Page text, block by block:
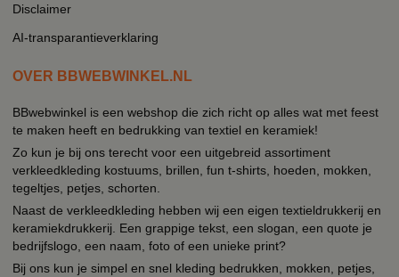
Disclaimer
AI-transparantieverklaring
OVER BBWEBWINKEL.NL
BBwebwinkel is een webshop die zich richt op alles wat met feest
te maken heeft en bedrukking van textiel en keramiek!
Zo kun je bij ons terecht voor een uitgebreid assortiment
verkleedkleding kostuums, brillen, fun t-shirts, hoeden, mokken,
tegeltjes, petjes, schorten.
Naast de verkleedkleding hebben wij een eigen textieldrukkerij en
keramiekdrukkerij. Een grappige tekst, een slogan, een quote je
bedrijfslogo, een naam, foto of een unieke print?
Bij ons kun je simpel en snel kleding bedrukken, mokken, petjes,